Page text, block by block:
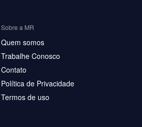
Sobre a MR
Quem somos
Trabalhe Conosco
Contato
Política de Privacidade
Termos de uso